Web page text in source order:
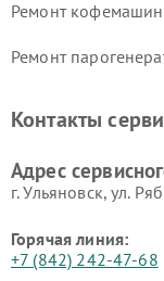
Ремонт
Ремонт
Контакты
Адрес
г. Ульяновск, ул.
Горячая линия:
+7 (842) 242-47-68